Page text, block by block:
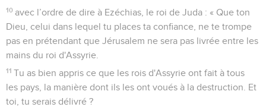
10 avec l’ordre de dire à Ezéchias, le roi de Juda : « Que ton
Dieu, celui dans lequel tu places ta confiance, ne te trompe
pas en prétendant que Jérusalem ne sera pas livrée entre les
mains du roi d'Assyrie.
11 Tu as bien appris ce que les rois d'Assyrie ont fait à tous
les pays, la manière dont ils les ont voués à la destruction. Et
toi, tu serais délivré ?